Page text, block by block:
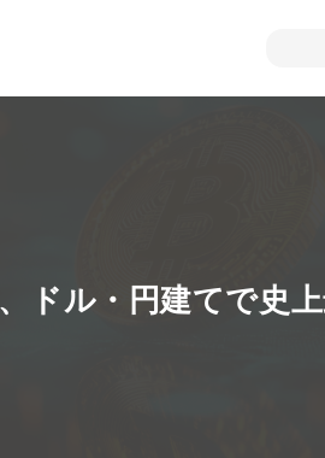
ドル・円建てで史